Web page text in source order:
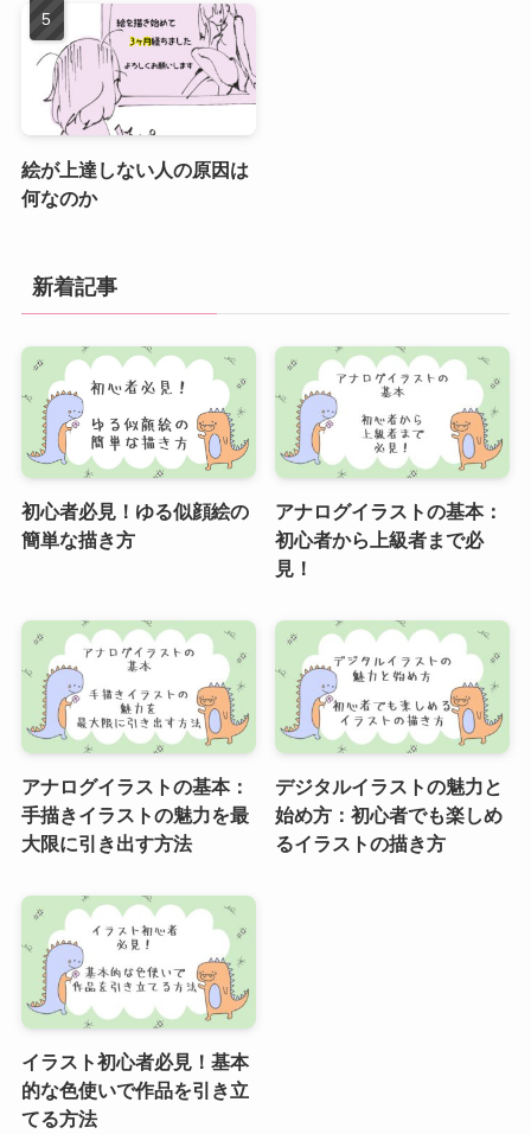
絵が上達しない人の原因は
何なのか
新着記事
初心者必見！ゆる似顔絵の
簡単な描き方
アナログイラストの基本：
初心者から上級者まで必
見！
アナログイラストの基本：
手描きイラストの魅力を最
大限に引き出す方法
デジタルイラストの魅力と
始め方：初心者でも楽しめ
るイラストの描き方
イラスト初心者必見！基本
的な色使いで作品を引き立
てる方法